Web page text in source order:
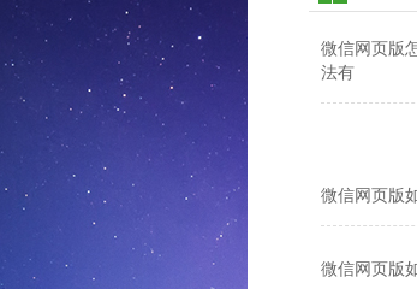
微信网页版
法有
微信网页版
微信网页版